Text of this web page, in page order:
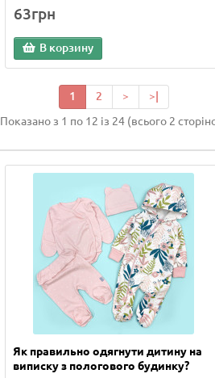
63грн
В корзину
1 2 >
>|
Показано з 1 по 12 із 24 (всього 2
Як правильно одягнути дитину на
виписку з пологового будинку?